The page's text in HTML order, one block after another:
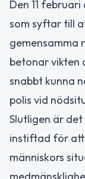
Den 11
som syftar till
gemensamma
betonar vikten
snabbt kunna
polis vid
Slutligen är
instiftad för
människors